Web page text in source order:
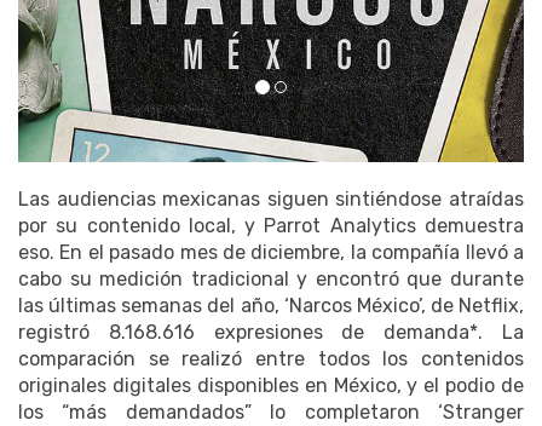
Top
Las audiencias mexicanas siguen sintiéndose atraídas
por su contenido local, y Parrot Analytics demuestra
eso. En el pasado mes de diciembre, la compañía llevó a
cabo su medición tradicional y encontró que durante
las últimas semanas del año, ‘Narcos México’, de Netflix,
registró 8.168.616 expresiones de demanda*. La
comparación se realizó entre todos los contenidos
originales digitales disponibles en México, y el podio de
los “más demandados” lo completaron ‘Stranger